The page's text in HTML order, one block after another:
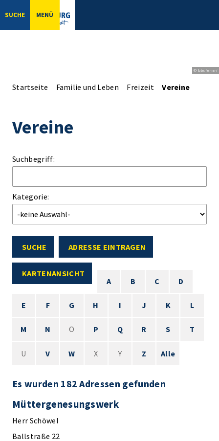
SUCHE MENÜ
© bbsferrari
Startseite Familie und Leben Freizeit Vereine
Vereine
Suchbegriff:
Kategorie:
SUCHE ADRESSE EINTRAGEN
KARTENANSICHT
A
B C D
E F G H I J K L
M N O P Q R S T
U V W X Y Z Alle
Es wurden 182 Adressen gefunden
Müttergenesungswerk
Herr Schöwel
Ballstraße 22